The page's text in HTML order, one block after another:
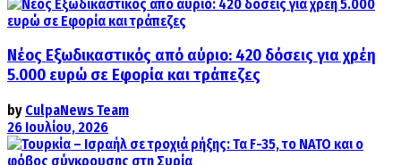
Νέος Εξωδικαστικός από αύριο: 420 δόσεις για χρέη
5.000 ευρώ σε Εφορία και τράπεζες
by CulpaNews Team
26 Ιουλίου, 2026